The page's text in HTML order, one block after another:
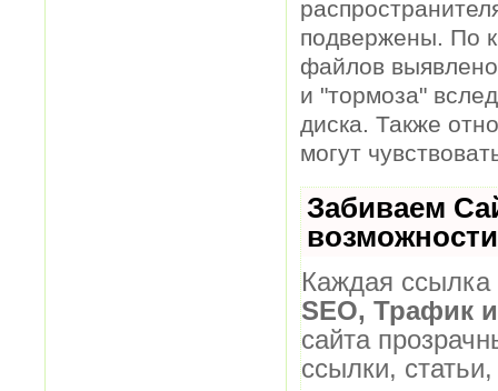
подвержены. По
файлов
и "тормоза"
диска. Также
могут
Забиваем
Каждая ссылка
SEO, Трафик
сайта
ссылки,